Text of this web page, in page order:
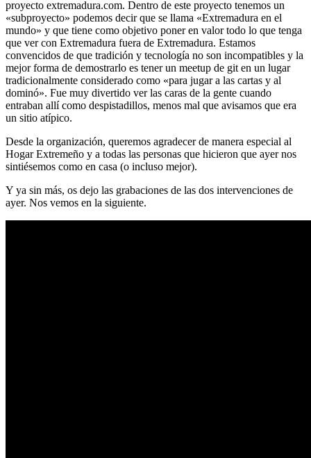
proyecto extremadura.com. Dentro de este proyecto tenemos un
«subproyecto» podemos decir que se llama «Extremadura en el
mundo» y que tiene como objetivo poner en valor todo lo que tenga
que ver con Extremadura fuera de Extremadura. Estamos
convencidos de que tradición y tecnología no son incompatibles y la
mejor forma de demostrarlo es tener un meetup de git en un lugar
tradicionalmente considerado como «para jugar a las cartas y al
dominó». Fue muy divertido ver las caras de la gente cuando
entraban allí como despistadillos, menos mal que avisamos que era
un sitio atípico.
Desde la organización, queremos agradecer de manera especial al
Hogar Extremeño y a todas las personas que hicieron que ayer nos
sintiésemos como en casa (o incluso mejor).
Y ya sin más, os dejo las grabaciones de las dos intervenciones de
ayer. Nos vemos en la siguiente.